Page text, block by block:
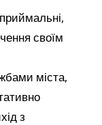
своїм
міста,
з